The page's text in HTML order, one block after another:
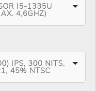
I5-1335U
4,6GHZ)
IPS, 300 NITS,
45% NTSC